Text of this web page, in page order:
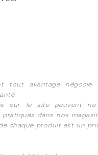
tout avantage négocié
sur le site peuvent
pratiqués dans nos
chaque produit est un